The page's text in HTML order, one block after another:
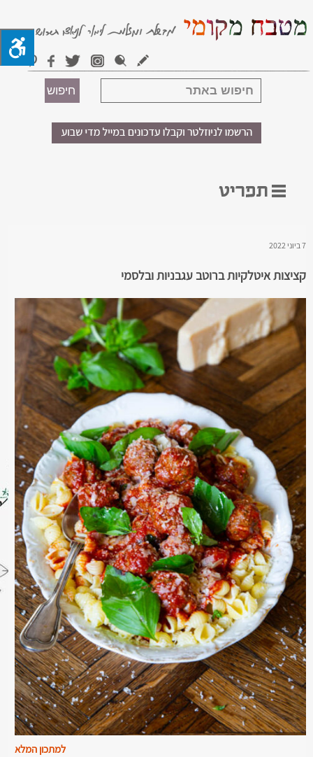
7 ביוני 2022
קציצות איטלקיות ברוטב עגבניות ובלסמי
למתכון המלא